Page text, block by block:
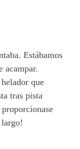
Estábamos
acampar.
que
tras pista